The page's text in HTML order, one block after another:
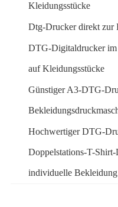
Kleidungsstücke
Dtg-Drucker direkt zur
DTG-Digitaldrucker
auf Kleidungsstücke
Günstiger A3-DTG-
Hochwertiger DTG-
Doppelstations-T-
individuelle Bekleidung